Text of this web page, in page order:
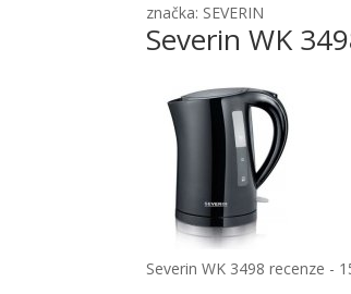
značka: SEVERIN
Severin WK
Severin WK 3498 recenze -